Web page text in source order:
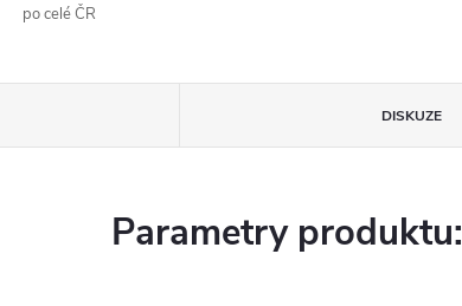
po celé ČR
DISKUZE
Parametry produktu: